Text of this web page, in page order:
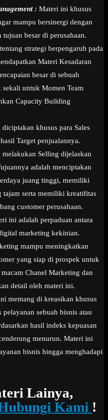
: Materi ini khusus
mampu bersinergi dengan
besar di perusahaan.
strategi berpengaruh pada
Materi Kesadaran
besar di sebuah
untuk Momen Team
Capacity Building
khusus para Sales
Target penjualannya.
Selling dijelaskan
adalah menciptakan
juang tinggi, memiliki
tajam serta memiliki kreatifitas
customer perusahaan.
ini adalah perpaduan antara
marketing kekinian.
mampu meningkatkan
yang siap di prospek untuk
Chanel Marketing dan
detail oleh materi ini.
memang di kreasikan khusus
sebuah bisnis atau
hasil indeks kepuasan
menurun. Materi ini
bisnis hingga menghadapi
Lainya,
Kami !